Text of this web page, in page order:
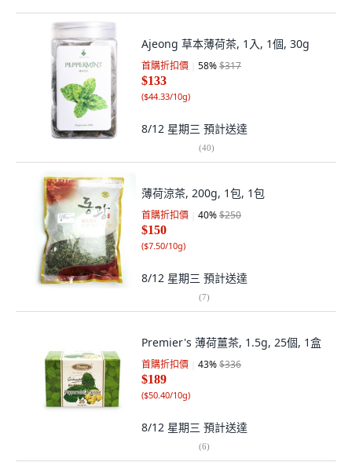
Ajeong 草本薄荷茶, 1入, 1個, 30g
首購折扣價 58%$317
$133
($44.33/10g)
8/12 星期三 預計送達
(40)
薄荷涼茶, 200g, 1包, 1包
首購折扣價 40%$250
$150
($7.50/10g)
8/12 星期三 預計送達
(7)
Premier's 薄荷薑茶, 1.5g, 25個, 1盒
首購折扣價 43%$336
$189
($50.40/10g)
8/12 星期三 預計送達
(6)